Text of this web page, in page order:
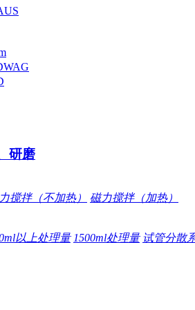
研磨
搅拌（不加热） 磁力搅拌（加热）
以上处理量 1500ml处理量 试管分散